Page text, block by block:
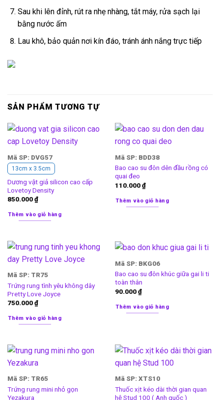
Sau khi lên đỉnh, rút ra nhẹ nhàng, tắt máy, rửa sạch lại
bằng nước ấm
Lau khô, bảo quản nơi kín đáo, tránh ánh nắng trực tiếp
SẢN PHẨM TƯƠNG TỰ
Mã SP: DVG57
13cm x 3.5cm
Dương vật giả silicon cao cấp
Lovetoy Density
850.000₫
Thêm vào giỏ hàng
Mã SP: BDD38
Bao cao su đôn dên đầu rồng có
quai đeo
110.000₫
Thêm vào giỏ hàng
Mã SP: TR75
Trứng rung tình yêu không dây
Pretty Love Joyce
750.000₫
Thêm vào giỏ hàng
Mã SP: BKG06
Bao cao su đôn khúc giữa gai li ti
toàn thân
90.000₫
Thêm vào giỏ hàng
Mã SP: TR65
Trứng rung mini nhỏ gọn
Yezakura
Mã SP: XTS10
Thuốc xịt kéo dài thời gian quan
hệ Stud 100 ( Anh quốc )